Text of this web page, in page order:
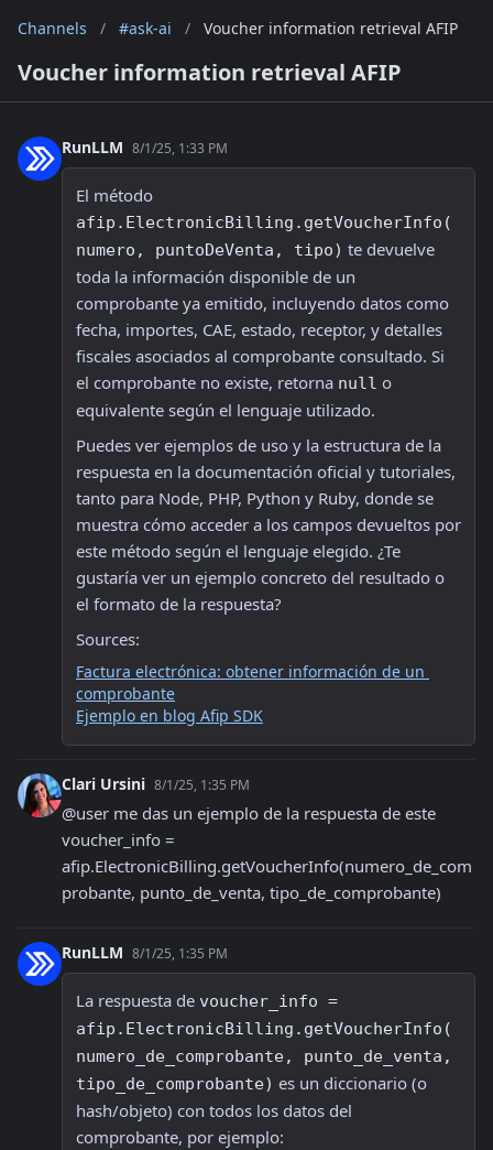
Channels / #ask-ai / Voucher information retrieval AFIP
Voucher information retrieval AFIP
RunLLM 8/1/25, 1:33 PM
afip.ElectronicBilling.getVoucherInfo(
numero, puntoDeVenta, tipo) te devuelve
toda la información disponible de un
comprobante ya emitido, incluyendo datos como
fecha, importes, CAE, estado, receptor, y detalles
fiscales asociados al comprobante consultado. Si
el comprobante no existe, retorna null o
equivalente según el lenguaje utilizado.
Puedes ver ejemplos de uso y la estructura de la
respuesta en la documentación oficial y tutoriales,
tanto para Node, PHP, Python y Ruby, donde se
muestra cómo acceder a los campos devueltos por
este método según el lenguaje elegido. ¿Te
gustaría ver un ejemplo concreto del resultado o
el formato de la respuesta?
Sources:
Factura electrónica: obtener información de un
comprobante
Ejemplo en blog Afip SDK
Clari Ursini 8/1/25, 1:35 PM
@user me das un ejemplo de la respuesta de este
voucher_info =
afip.ElectronicBilling.getVoucherInfo(numero_de_com
probante, punto_de_venta, tipo_de_comprobante)
RunLLM 8/1/25, 1:35 PM
La respuesta de voucher_info =
afip.ElectronicBilling.getVoucherInfo(
numero_de_comprobante, punto_de_venta,
tipo_de_comprobante) es un diccionario (o
hash/objeto) con todos los datos del
comprobante, por ejemplo: